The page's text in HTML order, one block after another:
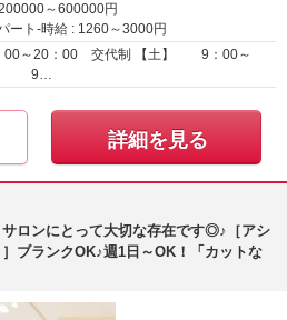
～600000円
ート-時給 : 1260～3000円
：00～20：00 交代制 【土】 9：00～
】 9…
詳細を見る
ロンにとって大切な存在です◎♪［アシ
ブランクOK♪週1日～OK！「カットな